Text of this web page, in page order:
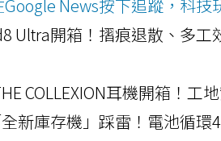
News按下追蹤，科技
Ultra開箱！摺痕退散、多
COLLEXION耳機開箱！
新庫存機」踩雷！電池循